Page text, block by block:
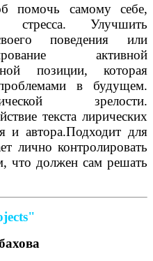
помочь самому себе,
стресса. Улучшить
поведения или
активной
позиции, которая
в будущем.
зрелости.
текста лирических
и автора.Подходит для
лично контролировать
что должен сам решать